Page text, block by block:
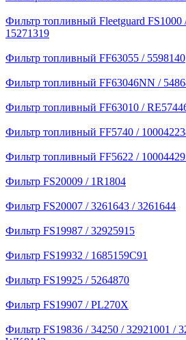
Фильтр топливный Fleetguard FS1000
15271319
Фильтр топливный FF63055 / 5598140
Фильтр топливный FF63046NN /
Фильтр топливный FF63010 /
Фильтр топливный FF5740 /
Фильтр топливный FF5622 /
Фильтр FS20009 / 1R1804
Фильтр FS20007 / 3261643 / 3261644
Фильтр FS19987 / 32925915
Фильтр FS19932 / 1685159C91
Фильтр FS19925 / 5264870
Фильтр FS19907 / PL270X
Фильтр FS19836 / 34250 / 32921001 /